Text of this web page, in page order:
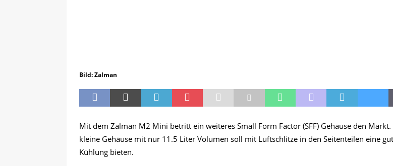
Bild: Zalman
Mit dem Zalman M2 Mini betritt ein weiteres Small Form Factor (SFF) Gehäuse den Markt.
kleine Gehäuse mit nur 11.5 Liter Volumen soll mit Luftschlitze in den Seitenteilen eine
Kühlung bieten.